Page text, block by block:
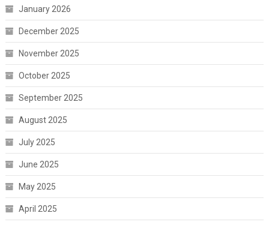
January 2026
December 2025
November 2025
October 2025
September 2025
August 2025
July 2025
June 2025
May 2025
April 2025